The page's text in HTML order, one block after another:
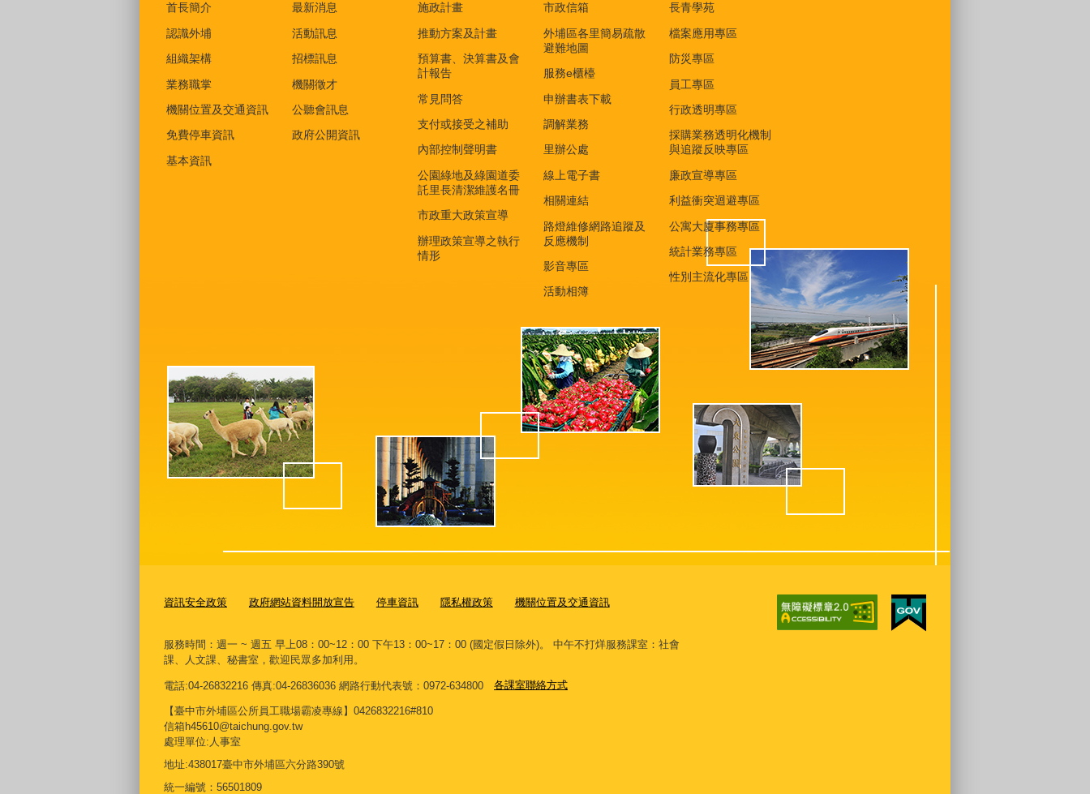
首長簡介
認識外埔
組織架構
業務職掌
機關位置及交通資訊
免費停車資訊
基本資訊
最新消息
活動訊息
招標訊息
機關徵才
公聽會訊息
政府公開資訊
施政計畫
推動方案及計畫
預算書、決算書及會
計報告
常見問答
支付或接受之補助
內部控制聲明書
公園綠地及綠園道委
託里長清潔維護名冊
市政重大政策宣導
辦理政策宣導之執行
情形
市政信箱
外埔區各里簡易疏散
避難地圖
服務e櫃檯
申辦書表下載
調解業務
里辦公處
線上電子書
相關連結
路燈維修網路追蹤及
反應機制
影音專區
活動相簿
長青學苑
檔案應用專區
防災專區
員工專區
行政透明專區
採購業務透明化機制
與追蹤反映專區
廉政宣導專區
利益衝突迴避專區
公寓大廈事務專區
統計業務專區
性別主流化專區
資訊安全政策 政府網站資料開放宣告 停車資訊 隱私權政策 機關位置及交通資訊
服務時間：週一 ~ 週五 早上08：00~12：00 下午13：00~17：00 (國定假日除外)。 中午不打烊服務課室：社會
課、人文課、秘書室，歡迎民眾多加利用。
電話:04-26832216 傳真:04-26836036 網路行動代表號：0972-634800 各課室聯絡方式
【臺中市外埔區公所員工職場霸凌專線】0426832216#810
信箱h45610@taichung.gov.tw
處理單位:人事室
地址:438017臺中市外埔區六分路390號
統一編號：56501809